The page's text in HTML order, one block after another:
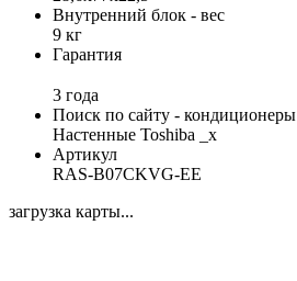
Внутренний блок - вес
9 кг
Гарантия
3 года
Поиск по сайту - кондиционеры
Настенные Toshiba _x
Артикул
RAS-B07CKVG-EE
загрузка карты...